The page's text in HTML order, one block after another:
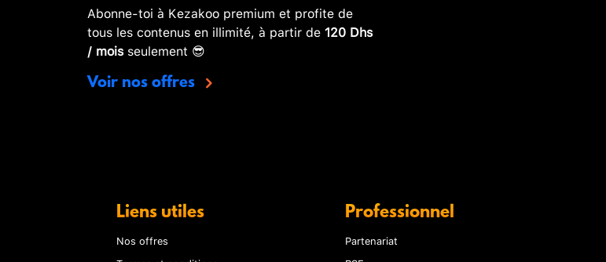
Abonne-toi à Kezakoo premium et profite de
tous les contenus en illimité, à partir de 120 Dhs
/ moisseulement 😎
Voir nos offres
Liens utiles
Nos offres
Professionnel
Partenariat